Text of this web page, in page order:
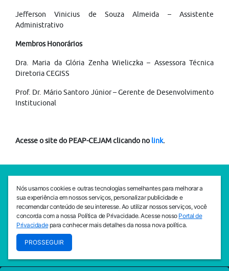
Jefferson Vinicius de Souza Almeida – Assistente
Administrativo
Membros Honorários
Dra. Maria da Glória Zenha Wieliczka – Assessora Técnica
Diretoria CEGISS
Prof. Dr. Mário Santoro Júnior – Gerente de Desenvolvimento
Institucional
Acesse o site do PEAP-CEJAM clicando nolink.
SEDE CEJAM
Av. da Liberdade, 765, Liberdade, São Paulo, 01503-001
(11) 3469 - 1818
INSTITUTO CEJAM
Av. da Liberdade, 765, Liberdade, São Paulo, 01503-001
Nós usamos cookies e outras tecnologias semelhantes para melhorar a
sua experiência em nossos serviços, personalizar publicidade e
recomendar conteúdo de seu interesse. Ao utilizar nossos serviços, você
concorda com a nossa Política de Privacidade. Acesse nosso Portal de
Privacidadepara conhecer mais detalhes da nossa nova política.
PROSSEGUIR